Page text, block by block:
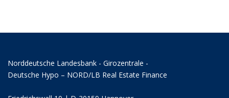
Norddeutsche Landesbank - Girozentrale -
Deutsche Hypo – NORD/LB Real Estate Finance